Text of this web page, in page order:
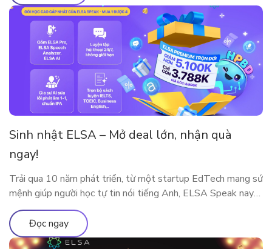
Sinh nhật ELSA – Mở deal lớn, nhận quà
ngay!
Trải qua 10 năm phát triển, từ một startup EdTech mang sứ
mệnh giúp người học tự tin nói tiếng Anh, ELSA Speak nay
đã trở thành nền tảng luyện phát âm và giao tiếp ứng dụng
AI được hàng triệu người dùng tại nhiều quốc gia tin tưởng
lựa chọn. Cột mốc 10 năm […]
Đọc ngay